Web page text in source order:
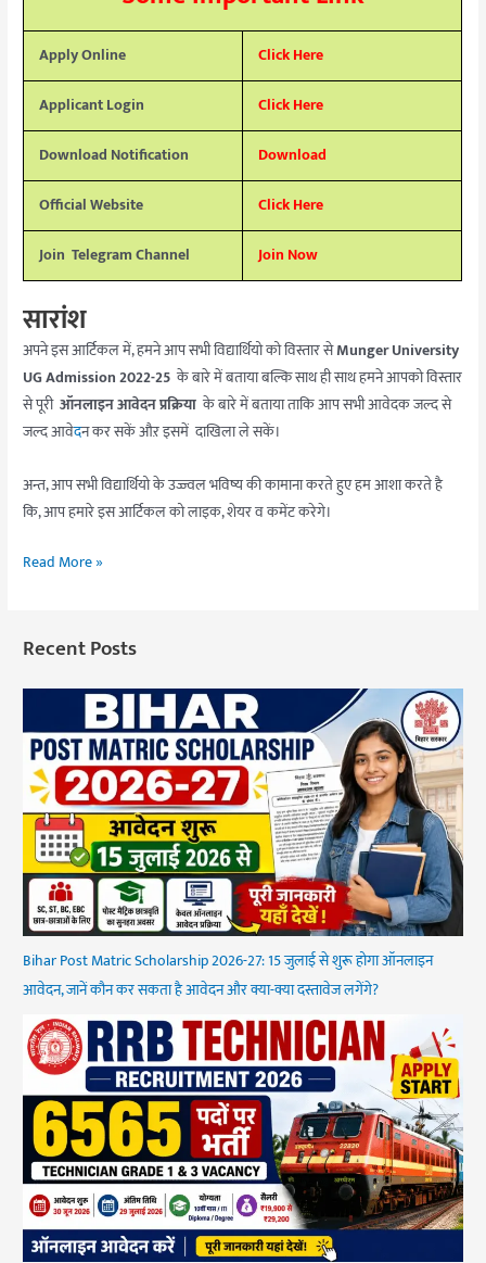
Apply Online Click Here
Applicant Login Click Here
Download Notification Download
Official Website Click Here
Join Telegram Channel Join Now
सारांश
अपने इस आर्टिकल में, हमने आप सभी विद्यार्थियो को विस्तार सेMunger University
UG Admission 2022-25 के बारे में बताया बल्कि साथ ही साथ हमने आपको विस्तार
से पूरी ऑनलाइन आवेदन प्रक्रिया के बारे में बताया ताकि आप सभी आवेदक जल्द से
जल्द आवेदन कर सकें औऱ इसमें दाखिला ले सकें।
अन्त, आप सभी विद्यार्थियो के उज्ज्वल भविष्य की कामाना करते हुए हम आशा करते है
कि, आप हमारे इस आर्टिकल को लाइक, शेयर व कमेंट करेगे।
Read More »
Recent Posts
Bihar Post Matric Scholarship 2026-27: 15 जुलाई से शुरू होगा ऑनलाइन
आवेदन, जानें कौन कर सकता है आवेदन और क्या-क्या दस्तावेज लगेंगे?